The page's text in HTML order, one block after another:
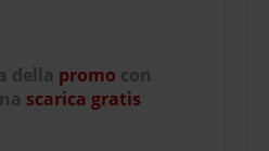
della promo con
scarica gratis